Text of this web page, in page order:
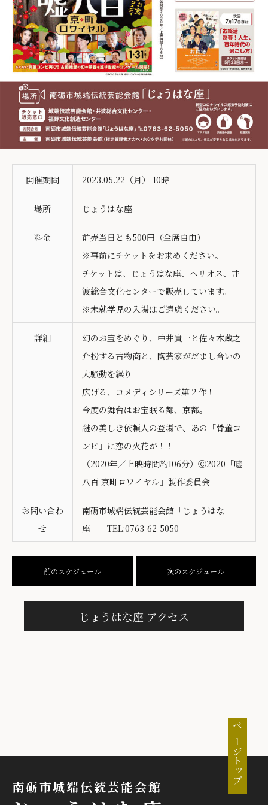
開催期間 2023.05.22（月） 10時
場所 じょうはな座
料金
前売当日とも500円（全席自由）
※事前にチケットをお求めください。
チケットは、じょうはな座、ヘリオス、井
波総合文化センターで販売しています。
※未就学児の入場はご遠慮ください。
詳細
幻のお宝をめぐり、中井貴一と佐々木蔵之
介扮する古物商と、陶芸家がだまし合いの
大騒動を繰り
広げる、コメディシリーズ第２作！
今度の舞台はお宝眠る都、京都。
謎の美しき依頼人の登場で、あの「骨董コ
ンビ」に恋の火花が！！
（2020年／上映時間約106分）Ⓒ2020「嘘
八百 京町ロワイヤル」製作委員会
お問い合わ
せ
南砺市城端伝統芸能会館「じょうはな
座」 TEL:0763-62-5050
前のスケジュール 次のスケジュール
じょうはな座 アクセス
ページトップ
南砺市城端伝統芸能会館